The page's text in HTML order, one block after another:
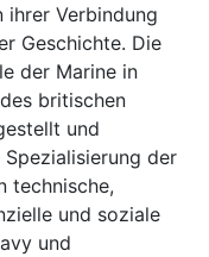
Verbindung
Geschichte. Die
der Marine in
britischen
und
der
technische,
und soziale
und